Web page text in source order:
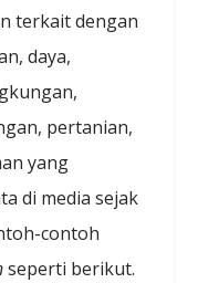
terkait dengan
daya,
pertanian,
yang
di media sejak
contoh
seperti berikut.